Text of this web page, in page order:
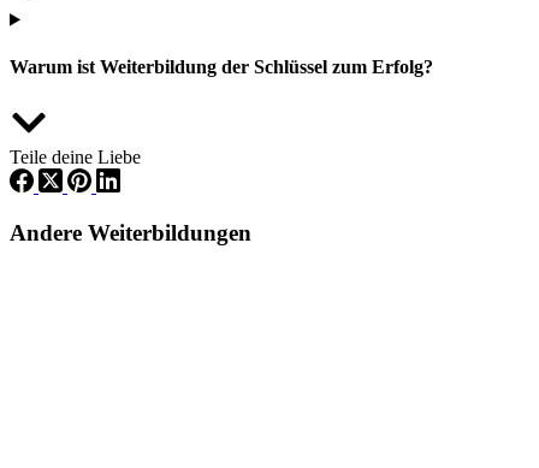
Warum ist Weiterbildung der Schlüssel zum Erfolg?
Teile deine Liebe
Andere Weiterbildungen